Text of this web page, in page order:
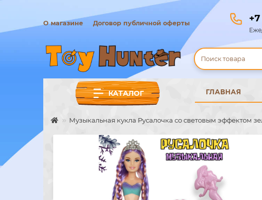
О магазине Договор публичной оферты
КАТАЛОГ ГЛАВНАЯ
Музыкальная кукла Русалочка со световым эффектом